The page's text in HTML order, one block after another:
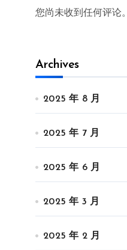
您尚未收到任何评论。
Archives
2025 年 8 月
2025 年 7 月
2025 年 6 月
2025 年 3 月
2025 年 2 月